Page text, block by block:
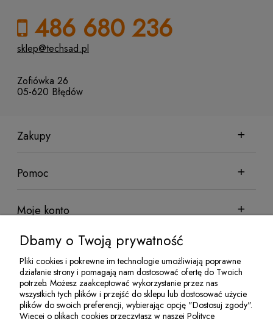
486 680 236
sklep@techsad.pl
Zofiówka 26
05-620 Błędów
Zakupy
Pomoc
Moje konto
Informacje
Sklep sadowniczy Techsad | Zofiówka 26, 05-620 Błędów | NIP:
7972081952 | REGON: 524100078 | Email:jakubisiak@techsad.pl
Dbamy o Twoją prywatność
Pliki cookies i pokrewne im technologie umożliwiają poprawne
działanie strony i pomagają nam dostosować ofertę do Twoich
potrzeb. Możesz zaakceptować wykorzystanie przez nas
wszystkich tych plików i przejść do sklepu lub dostosować użycie
plików do swoich preferencji, wybierając opcję "Dostosuj zgody".
Więcej o plikach cookies przeczytasz w naszej Polityce